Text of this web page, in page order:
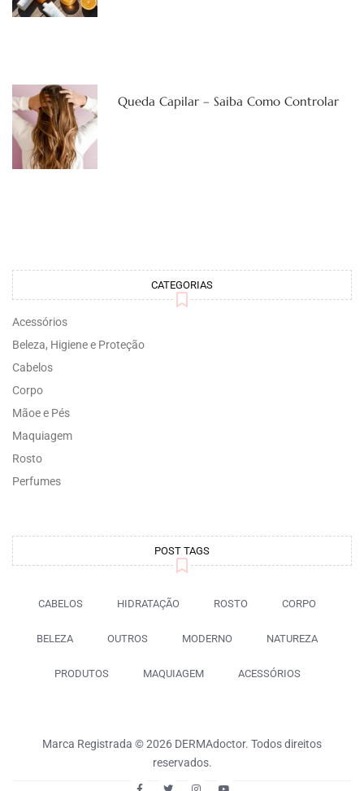
Queda Capilar – Saiba Como Controlar
CATEGORIAS
Acessórios
Beleza, Higiene e Proteção
Cabelos
Corpo
Mãoe e Pés
Maquiagem
Rosto
Perfumes
POST TAGS
CABELOS HIDRATAÇÃO ROSTO CORPO
BELEZA OUTROS MODERNO NATUREZA
PRODUTOS MAQUIAGEM ACESSÓRIOS
Marca Registrada © 2026 DERMAdoctor. Todos direitos
reservados.